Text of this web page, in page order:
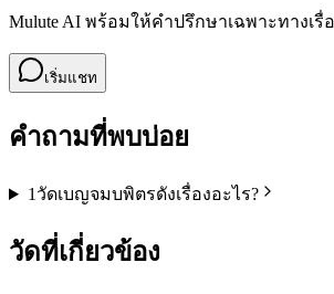
Mulute AI พร้อมให้คำปรึกษาเฉพาะทางเรื่
เริ่มแชท
คำถามที่พบบ่อย
1 วัดเบญจมบพิตรดังเรื่องอะไร?
วัดที่เกี่ยวข้อง